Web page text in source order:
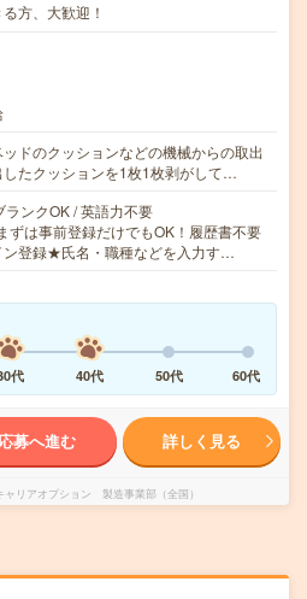
方、大歓迎！
ッドのクッションなどの機械からの取出
したクッションを1枚1枚剥がして…
ランクOK / 英語力不要
は事前登録だけでもOK！履歴書不要
ン登録★氏名・職種などを入力す…
代 40代 50代 60代
応募へ進む 詳しく見る
ャリアオプション 製造事業部（全国）